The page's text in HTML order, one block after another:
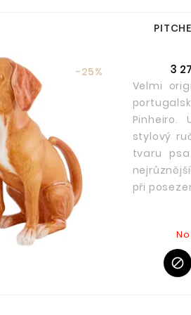
-25% 3
Velmi
stylový
tvaru
při
